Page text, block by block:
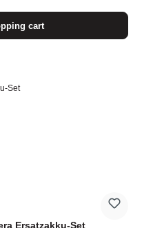
cart
Ersatzakku-Set